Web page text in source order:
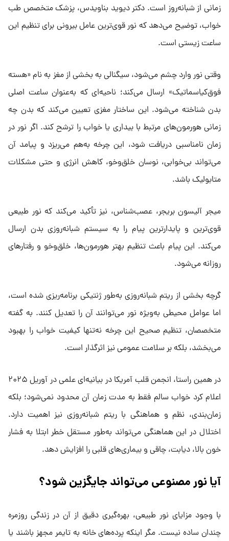
زمانی از شبانه‌روز است. دکتر دیوید بناویدس، پزشک متخصص طب
خواب، توضیح می‌دهد که نور قوی‌ترین عامل بیرونی برای تنظیم این
ساعت زیستی است.
وقتی نور وارد چشم می‌شود، سیگنالی به بخشی از مغز به نام «هسته
فوق‌کیاسماتیک» ارسال می‌کند؛ ناحیه‌ای که به‌عنوان ساعت اصلی
بدن شناخته می‌شود. این ساختار مغزی تعیین می‌کند که بدن چه
زمانی هورمون‌های مرتبط با بیداری یا خواب را ترشح کند. اگر نور در
زمان نامناسبی دریافت شود، این چرخه به‌هم می‌ریزد و پیامد آن
می‌تواند بی‌خوابی، نوسان خلق‌وخو، کاهش انرژی و حتی مشکلات
متابولیک باشد.
میجر آلیسون بریجر، عصب‌شناس، نیز تأکید می‌کند که نور طبیعی
قوی‌ترین و پایدارترین پیام را به سیستم شبانه‌روزی بدن ارسال
می‌کند. این پیام باعث تنظیم بهتر هورمون‌ها، خلق‌وخو و رفتارهای
روزانه می‌شود.
گرچه بخشی از ریتم شبانه‌روزی به‌طور ژنتیکی برنامه‌ریزی شده است،
اما عوامل محیطی به‌ویژه نور می‌توانند آن را تعدیل کنند. به گفته
متخصصان، تنظیم صحیح این چرخه نه‌تنها کیفیت خواب را بهبود
می‌بخشد، بلکه بر سلامت عمومی نیز اثرگذار است.
در همین راستا، انجمن قلب آمریکا در بیانیه‌ای علمی در آوریل ۲۰۲۵
اعلام کرد خواب سالم فقط به مدت زمان آن محدود نمی‌شود؛ بلکه
زمان‌بندی، نظم و هماهنگی با ریتم شبانه‌روزی نیز اهمیت دارد.
اختلال در این هماهنگی می‌تواند به‌طور مستقل خطر ابتلا به فشار
خون بالا، دیابت، چاقی و بیماری‌های قلبی را افزایش دهد.
آیا نور مصنوعی می‌تواند جایگزین شود؟
با وجود مزایای نور طبیعی، بهره‌گیری دقیق از آن در زندگی روزمره
چندان ساده نیست. مگر اینکه پرده‌های خانه به تایمر مجهز باشند یا